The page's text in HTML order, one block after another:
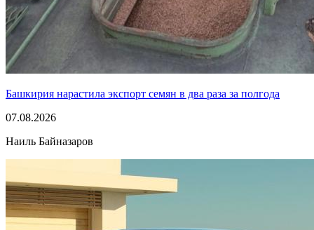
Башкирия нарастила экспорт семян в два раза за полгода
07.08.2026
Наиль Байназаров